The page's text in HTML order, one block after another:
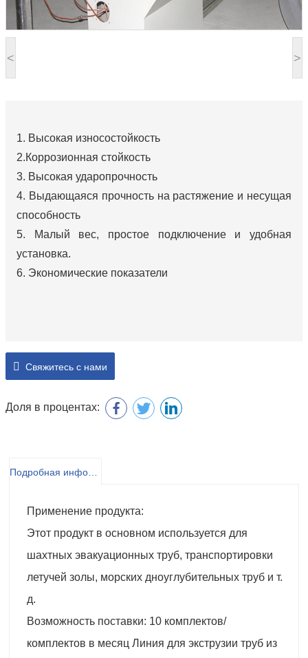
< >
1. Высокая износостойкость
2.Коррозионная стойкость
3. Высокая ударопрочность
4. Выдающаяся прочность на растяжение и несущая
способность
5. Малый вес, простое подключение и удобная
установка.
6. Экономические показатели
Свяжитесь с нами
Доля в процентах:
Применение продукта:
Этот продукт в основном используется для
шахтных эвакуационных труб, транспортировки
летучей золы, морских дноуглубительных труб и т.
д.
Возможность поставки: 10 комплектов/
комплектов в месяц Линия для экструзии труб из